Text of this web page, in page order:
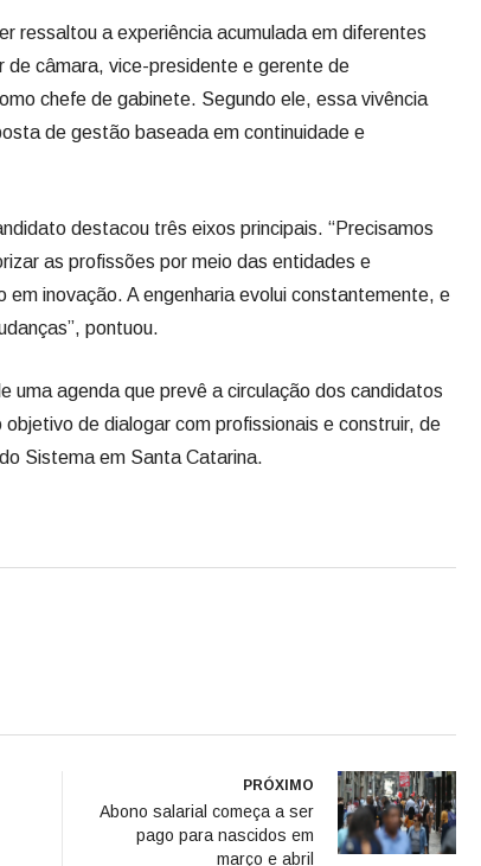
ressaltou a experiência acumulada em diferentes
de câmara, vice-presidente e gerente de
chefe de gabinete. Segundo ele, essa vivência
de gestão baseada em continuidade e
destacou três eixos principais. “Precisamos
as profissões por meio das entidades e
inovação. A engenharia evolui constantemente, e
pontuou.
uma agenda que prevê a circulação dos candidatos
de dialogar com profissionais e construir, de
Sistema em Santa Catarina.
PRÓXIMO
Abono salarial começa a ser
pago para nascidos em
março e abril